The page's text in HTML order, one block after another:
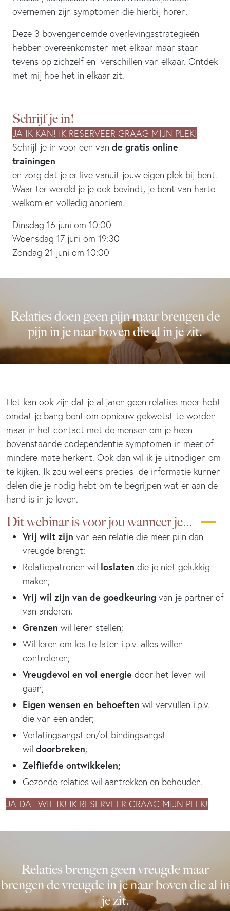
overnemen zijn symptomen die hierbij horen.
Deze 3 bovengenoemde overlevingsstrategieën
hebben overeenkomsten met elkaar maar staan
tevens op zichzelf en verschillen van elkaar. Ontdek
met mij hoe het in elkaar zit.
Schrijf je in!
JA IK KAN! IK RESERVEER GRAAG MIJN PLEK!
Schrijf je in voor een van de gratis online
trainingen
en zorg dat je er live vanuit jouw eigen plek bij bent.
Waar ter wereld je je ook bevindt, je bent van harte
welkom en volledig anoniem.
Dinsdag 16 juni om 10:00
Woensdag 17 juni om 19:30
Zondag 21 juni om 10:00
Relaties doen geen pijn maar brengen de
pijn in je naar boven die al in je zit.
Het kan ook zijn dat je al jaren geen relaties meer hebt
omdat je bang bent om opnieuw gekwetst te worden
maar in het contact met de mensen om je heen
bovenstaande codependentie symptomen in meer of
mindere mate herkent. Ook dan wil ik je uitnodigen om
te kijken. Ik zou wel eens precies de informatie kunnen
delen die je nodig hebt om te begrijpen wat er aan de
hand is in je leven.
Dit webinar is voor jou wanneer je…
Vrij wilt zijn van een relatie die meer pijn dan
vreugde brengt;
Relatiepatronen wil loslaten die je niet gelukkig
maken;
Vrij wil zijn van de goedkeuring van je partner of
van anderen;
Grenzen wil leren stellen;
Wil leren om los te laten i.p.v. alles willen
controleren;
Vreugdevol en vol energie door het leven wil
gaan;
Eigen wensen en behoeften wil vervullen i.p.v.
die van een ander;
Verlatingsangst en/of bindingsangst
wil doorbreken​;
Zelfliefde ontwikkelen;
Gezonde relaties wil aantrekken en behouden.
JA DAT WIL IK! IK RESERVEER GRAAG MIJN PLEK!
Relaties brengen geen vreugde maar
brengen de vreugde in je naar boven die al in
je zit.